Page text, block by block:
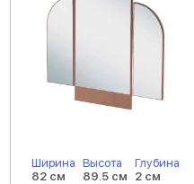
Ширина
82 см
Высота
89.5 см
Глубина
2 см